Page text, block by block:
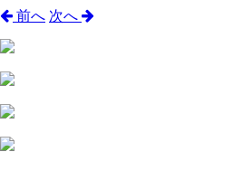
前へ 次へ